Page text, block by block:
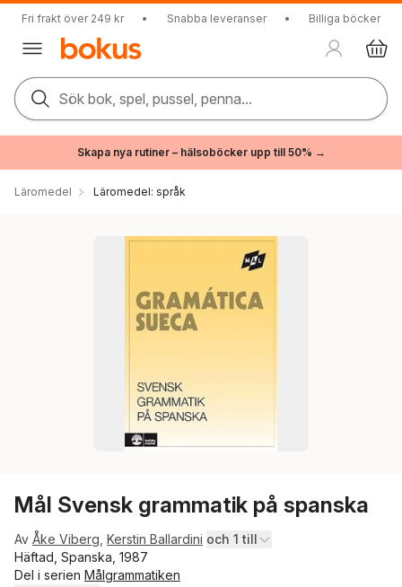
Fri frakt över 249 kr • Snabba leveranser • Billiga böcker
Sök bok, spel, pussel, penna...
Skapa nya rutiner – hälsoböcker upp till 50% →
Läromedel Läromedel: språk
Mål Svensk grammatik på spanska
Av Åke Viberg Kerstin Ballardini och 1 till
Häftad, Spanska, 1987
Del i serien Målgrammatiken